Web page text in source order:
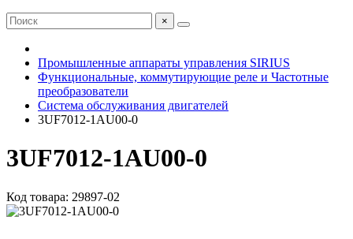
×
Промышленные аппараты управления SIRIUS
Функциональные, коммутирующие реле и Частотные
преобразователи
Система обслуживания двигателей
3UF7012-1AU00-0
3UF7012-1AU00-0
Код товара: 29897-02